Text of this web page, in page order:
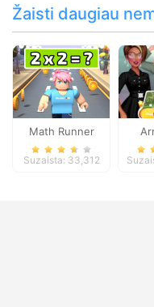
Žaisti daugiau
Math Runner
Suzaista: 33,312